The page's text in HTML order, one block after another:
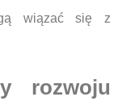
wiązać się z
rozwoju